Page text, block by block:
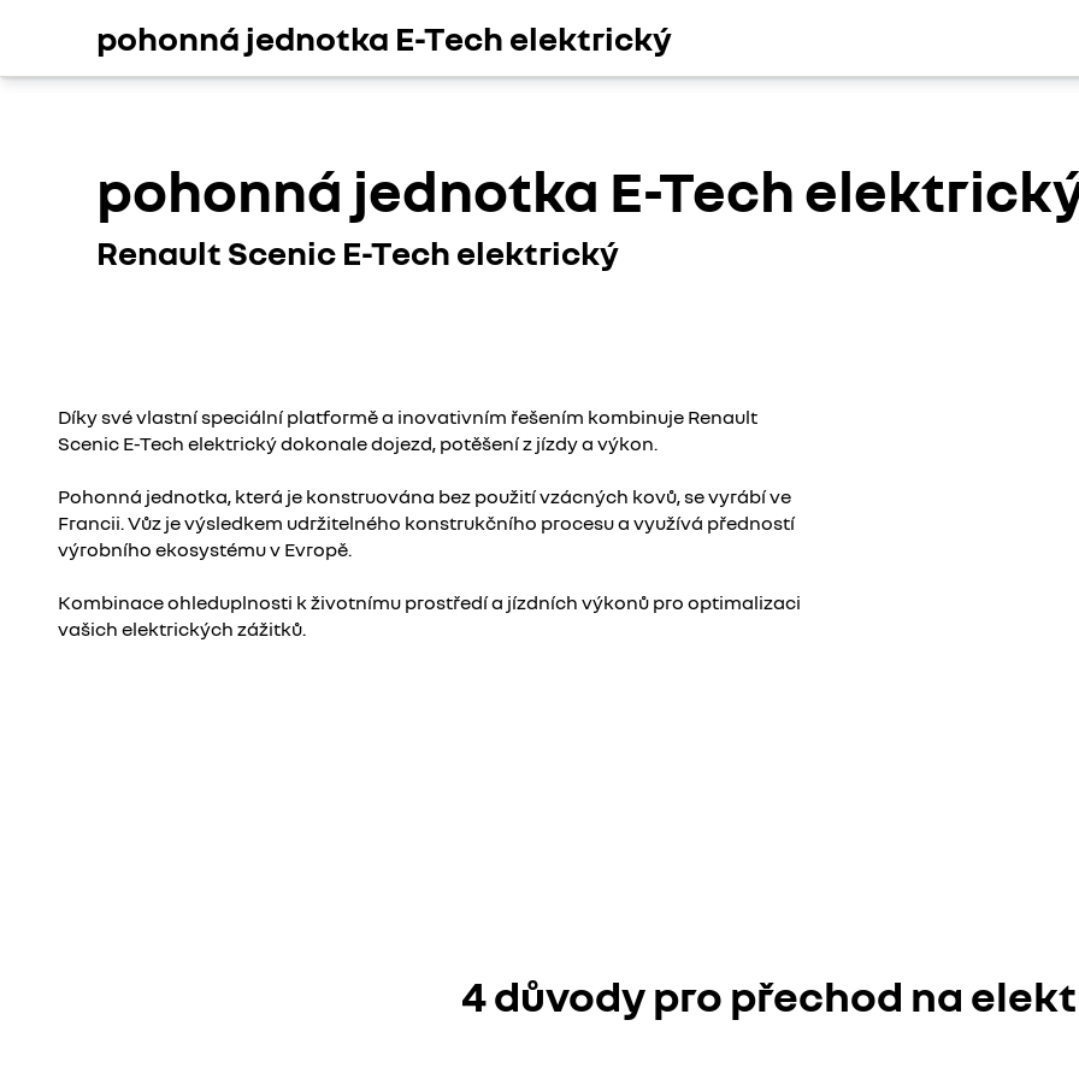
pohonná jednotka E-Tech elektrický
pohonná jednotka E-Tech
Renault Scenic E-Tech elektrický
Díky své vlastní speciální platformě a inovativním řešením kombinuje Renault
Scenic E-Tech elektrický dokonale dojezd, potěšení z jízdy a výkon.
Pohonná jednotka, která je konstruována bez použití vzácných kovů, se vyrábí ve
Francii. Vůz je výsledkem udržitelného konstrukčního procesu a využívá předností
výrobního ekosystému v Evropě.
Kombinace ohleduplnosti k životnímu prostředí a jízdních výkonů pro optimalizaci
vašich elektrických zážitků.
4 důvody pro přechod na